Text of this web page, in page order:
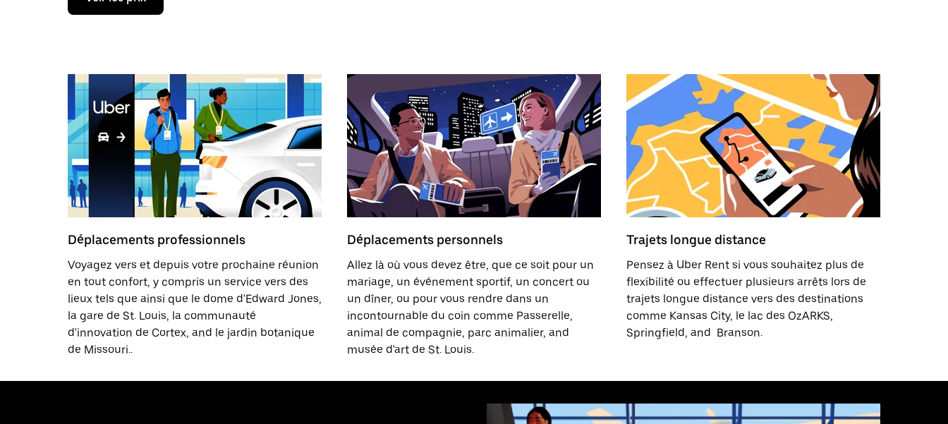
la
ouvrir
calendrier
et
sélectionner
date.
Appuyez
sur
la
touche
pour
le
calendrier.
Déplacements professionnels
Voyagez vers et depuis votre prochaine réunion
en tout confort, y compris un service vers des
lieux tels que ainsi que le dome d'Edward Jones,
la gare de St. Louis, la communauté
d'innovation de Cortex, and le jardin botanique
de Missouri..
Déplacements personnels
Allez là où vous devez être, que ce soit pour un
mariage, un événement sportif, un concert ou
un dîner, ou pour vous rendre dans un
incontournable du coin comme Passerelle,
animal de compagnie, parc animalier, and
musée d'art de St. Louis.
Trajets longue distance
Pensez à Uber Rent si vous souhaitez plus de
flexibilité ou effectuer plusieurs arrêts lors de
trajets longue distance vers des destinations
comme Kansas City, le lac des OzARKS,
Springfield, and Branson.